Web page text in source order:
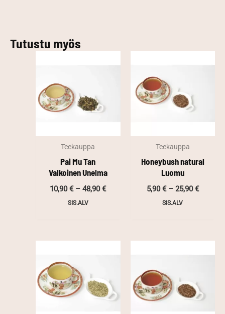
Tutustu myös
Teekauppa
Pai Mu Tan
Valkoinen Unelma
10,90€ – 48,90€Hintaluokka:
SIS.ALV
Teekauppa
Honeybush natural
Luomu
5,90€ – 25,90€
SIS.ALV